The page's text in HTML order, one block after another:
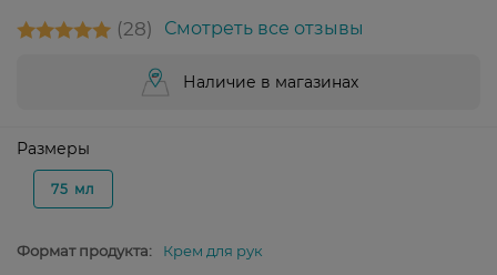
28 Смотреть все отзывы
Наличие в магазинах
Размеры
75 мл
Формат продукта:
Крем для рук